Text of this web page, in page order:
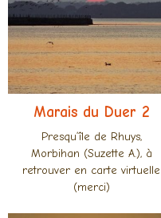
Marais du Duer 2
Presqu’île de Rhuys,
Morbihan (Suzette A.), à
retrouver en carte virtuelle
(merci)